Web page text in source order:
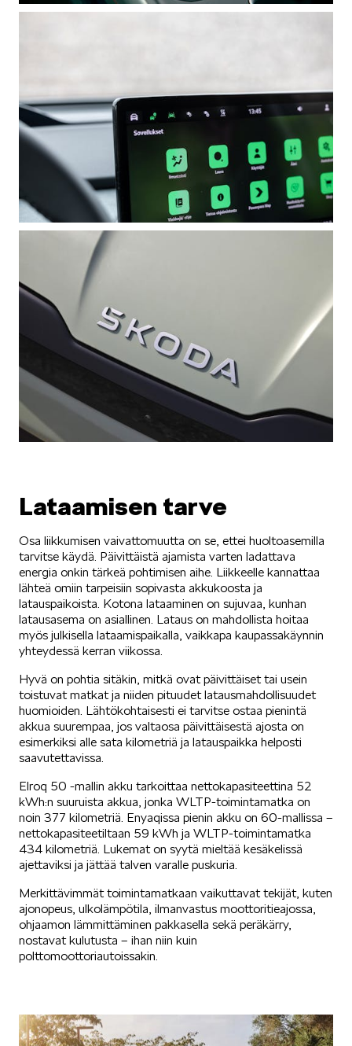
SUPERB
ELROQ
EPIQ
PEAQ
Lataamisen tarve
Osa liikkumisen vaivattomuutta on se, ettei huoltoasemilla
tarvitse käydä. Päivittäistä ajamista varten ladattava
energia onkin tärkeä pohtimisen aihe. Liikkeelle kannattaa
lähteä omiin tarpeisiin sopivasta akkukoosta ja
latauspaikoista. Kotona lataaminen on sujuvaa, kunhan
latausasema on asiallinen. Lataus on mahdollista hoitaa
myös julkisella lataamispaikalla, vaikkapa kaupassakäynnin
yhteydessä kerran viikossa.
Hyvä on pohtia sitäkin, mitkä ovat päivittäiset tai usein
toistuvat matkat ja niiden pituudet latausmahdollisuudet
huomioiden. Lähtökohtaisesti ei tarvitse ostaa pienintä
akkua suurempaa, jos valtaosa päivittäisestä ajosta on
esimerkiksi alle sata kilometriä ja latauspaikka helposti
saavutettavissa.
Elroq 50 -mallin akku tarkoittaa nettokapasiteettina 52
kWh:n suuruista akkua, jonka WLTP-toimintamatka on
noin 377 kilometriä. Enyaqissa pienin akku on 60-mallissa –
nettokapasiteetiltaan 59 kWh ja WLTP-toimintamatka
434 kilometriä. Lukemat on syytä mieltää kesäkelissä
ajettaviksi ja jättää talven varalle puskuria.
Merkittävimmät toimintamatkaan vaikuttavat tekijät, kuten
ajonopeus, ulkolämpötila, ilmanvastus moottoritieajossa,
ohjaamon lämmittäminen pakkasella sekä peräkärry,
nostavat kulutusta – ihan niin kuin
polttomoottoriautoissakin.